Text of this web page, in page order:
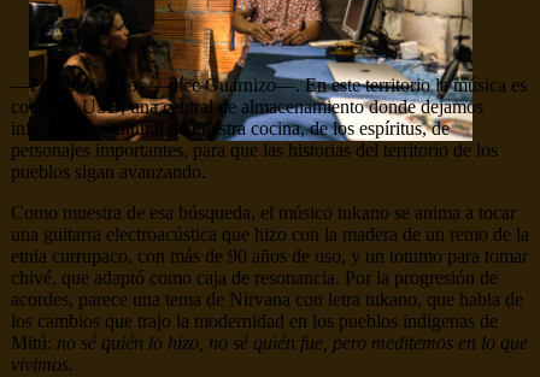
—Pero resistimos —dice Guarnizo—. En este territorio la música es
como un USB, una central de almacenamiento donde dejamos
información cultural de nuestra cocina, de los espíritus, de
personajes importantes, para que las historias del territorio de los
pueblos sigan avanzando.
Como muestra de esa búsqueda, el músico tukano se anima a tocar
una guitarra electroacústica que hizo con la madera de un remo de la
etnia currupaco, con más de 90 años de uso, y un totumo para tomar
chivé, que adaptó como caja de resonancia. Por la progresión de
acordes, parece una tema de Nirvana con letra tukano, que habla de
los cambios que trajo la modernidad en los pueblos indígenas de
Mitú: no sé quién lo hizo, no sé quién fue, pero meditemos en lo que
vivimos.